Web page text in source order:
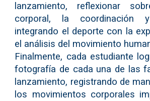
lanzamiento, reflexionar
corporal, la coordinación
integrando el deporte con la
el análisis del movimiento
Finalmente, cada estudiante
fotografía de cada una de las
lanzamiento, registrando de
los movimientos corporales